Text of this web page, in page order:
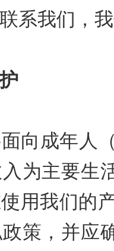
系我们，
向成年人
为主要生
用我们的
策，并应